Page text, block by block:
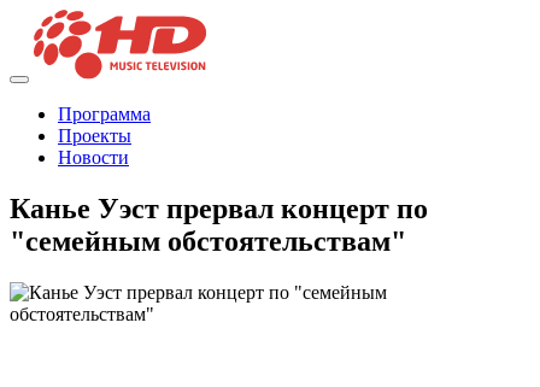
Программа
Проекты
Новости
Канье Уэст прервал концерт по
"семейным обстоятельствам"